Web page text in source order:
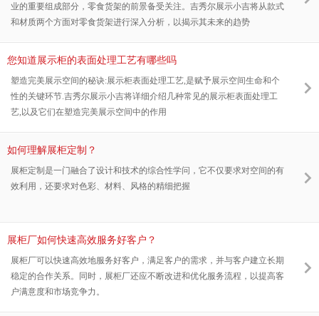
业的重要组成部分，零食货架的前景备受关注。吉秀尔展示小吉将从款式
和材质两个方面对零食货架进行深入分析，以揭示其未来的趋势
您知道展示柜的表面处理工艺有哪些吗
塑造完美展示空间的秘诀:展示柜表面处理工艺,是赋予展示空间生命和个
性的关键环节.吉秀尔展示小吉将详细介绍几种常见的展示柜表面处理工
艺,以及它们在塑造完美展示空间中的作用
如何理解展柜定制？
展柜定制是一门融合了设计和技术的综合性学问，它不仅要求对空间的有
效利用，还要求对色彩、材料、风格的精细把握
展柜厂如何快速高效服务好客户？
展柜厂可以快速高效地服务好客户，满足客户的需求，并与客户建立长期
稳定的合作关系。同时，展柜厂还应不断改进和优化服务流程，以提高客
户满意度和市场竞争力。